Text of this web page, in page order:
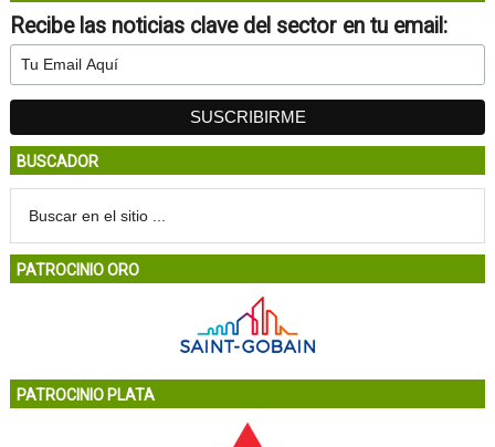
Recibe las noticias clave del sector en tu email:
BUSCADOR
PATROCINIO ORO
PATROCINIO PLATA